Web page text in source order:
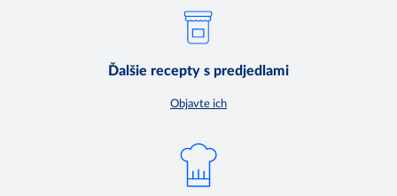
Ďalšie recepty s predjedlami
Objavte ich